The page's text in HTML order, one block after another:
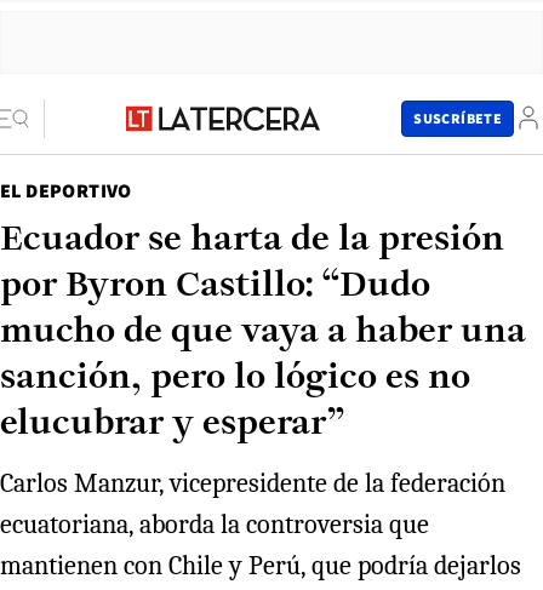
SUSCRÍBETE
EL DEPORTIVO
Ecuador se harta de la presión
por Byron Castillo: “Dudo
mucho de que vaya a haber una
sanción, pero lo lógico es no
elucubrar y esperar”
Carlos Manzur, vicepresidente de la federación
ecuatoriana, aborda la controversia que
mantienen con Chile y Perú, que podría dejarlos